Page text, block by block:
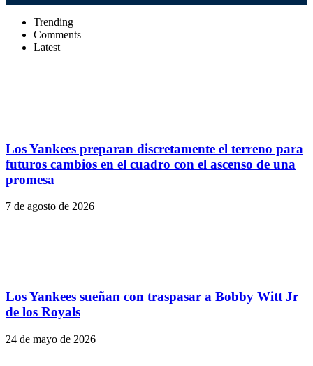
Trending
Comments
Latest
Los Yankees preparan discretamente el terreno para
futuros cambios en el cuadro con el ascenso de una
promesa
7 de agosto de 2026
Los Yankees sueñan con traspasar a Bobby Witt Jr
de los Royals
24 de mayo de 2026